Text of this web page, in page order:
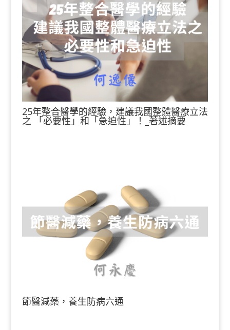
25年整合醫學的經驗，建議我國整體醫療立法
之 「必要性」和「急迫性」！_著述摘要
節醫減藥，養生防病六通